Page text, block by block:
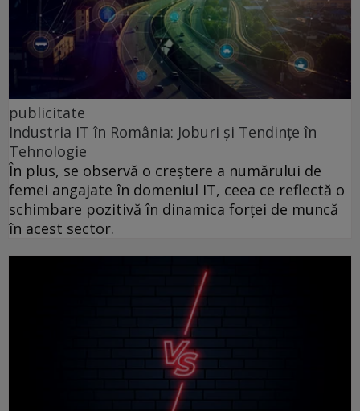
publicitate
Industria IT în România: Joburi și Tendințe în
Tehnologie
În plus, se observă o creștere a numărului de
femei angajate în domeniul IT, ceea ce reflectă o
schimbare pozitivă în dinamica forței de muncă
în acest sector.